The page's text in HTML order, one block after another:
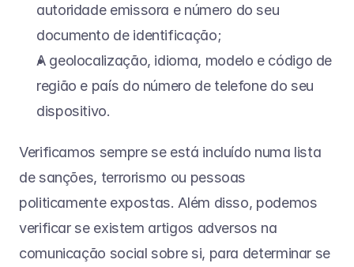
autoridade emissora e número do seu
documento de identificação;
A geolocalização, idioma, modelo e código de
região e país do número de telefone do seu
dispositivo.
Verificamos sempre se está incluído numa lista
de sanções, terrorismo ou pessoas
politicamente expostas. Além disso, podemos
verificar se existem artigos adversos na
comunicação social sobre si, para determinar se